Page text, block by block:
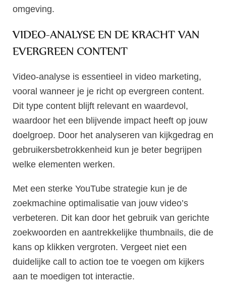
omgeving.
VIDEO-ANALYSE EN DE KRACHT VAN
EVERGREEN CONTENT
Video-analyse is essentieel in video marketing,
vooral wanneer je je richt op evergreen content.
Dit type content blijft relevant en waardevol,
waardoor het een blijvende impact heeft op jouw
doelgroep. Door het analyseren van kijkgedrag en
gebruikersbetrokkenheid kun je beter begrijpen
welke elementen werken.
Met een sterke YouTube strategie kun je de
zoekmachine optimalisatie van jouw video’s
verbeteren. Dit kan door het gebruik van gerichte
zoekwoorden en aantrekkelijke thumbnails, die de
kans op klikken vergroten. Vergeet niet een
duidelijke call to action toe te voegen om kijkers
aan te moedigen tot interactie.